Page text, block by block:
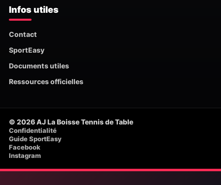
Infos utiles
Contact
SportEasy
Documents utiles
Ressources officielles
© 2026 AJ La Boisse Tennis de Table
Confidentialité
Guide SportEasy
Facebook
Instagram